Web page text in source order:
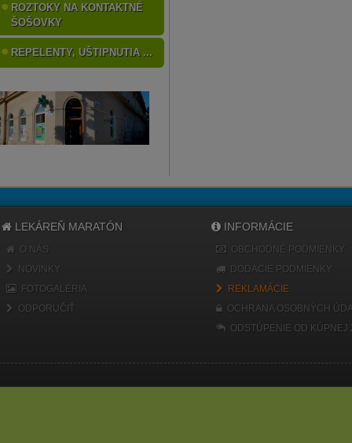
ROZTOKY NA KONTAKTNÉ
ŠOŠOVKY
REPELENTY, UŠTIPNUTIA ...
LEKÁREŇ MARATÓN
O NÁS
NOVINKY
FOTOGALÉRIA
ODPORUČIŤ
INFORMÁCIE
OBCHODNÉ PODMIENKY
DODACIE PODMIENKY
REKLAMÁCIE
OCHRANA OSOBNÝCH
ODSTÚPENIE OD KÚPNEJ